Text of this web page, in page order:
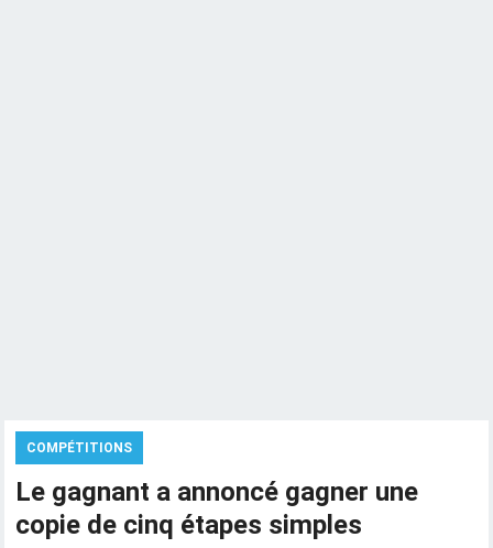
COMPÉTITIONS
Le gagnant a annoncé gagner une
copie de cinq étapes simples